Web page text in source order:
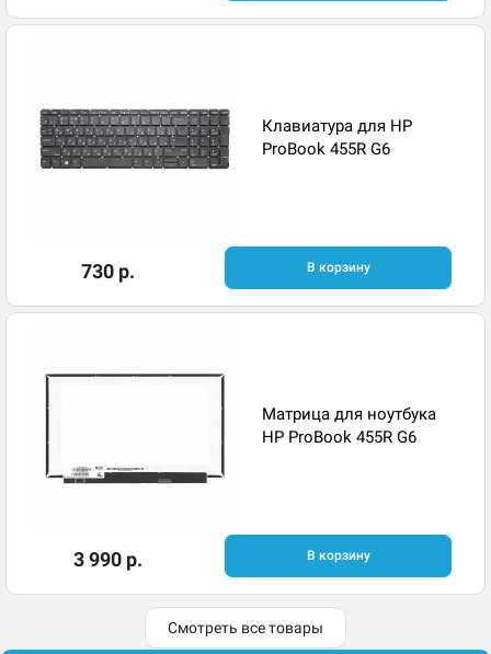
Клавиатура для HP
ProBook 455R G6
730 р. В корзину
Матрица для ноутбука
HP ProBook 455R G6
3 990 р. В корзину
Смотреть все товары